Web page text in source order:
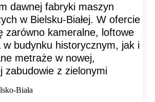
dawnej fabryki maszyn
w Bielsku-Białej. W ofercie
zarówno kameralne, loftowe
w budynku historycznym, jak i
metraże w nowej,
zabudowie z zielonymi
Biała